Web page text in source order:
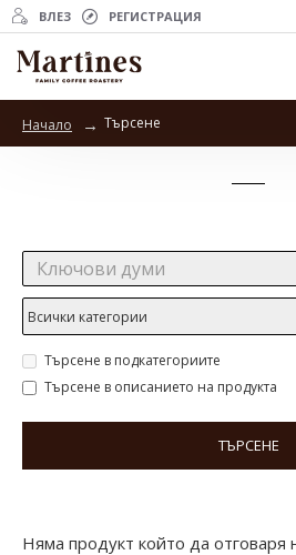
ВЛЕЗ РЕГИСТРАЦИЯ
Начало Търсене
Търсене в подкатегориите
Търсене в описанието на продукта
ТЪРСЕНЕ
Няма продукт който да отговаря